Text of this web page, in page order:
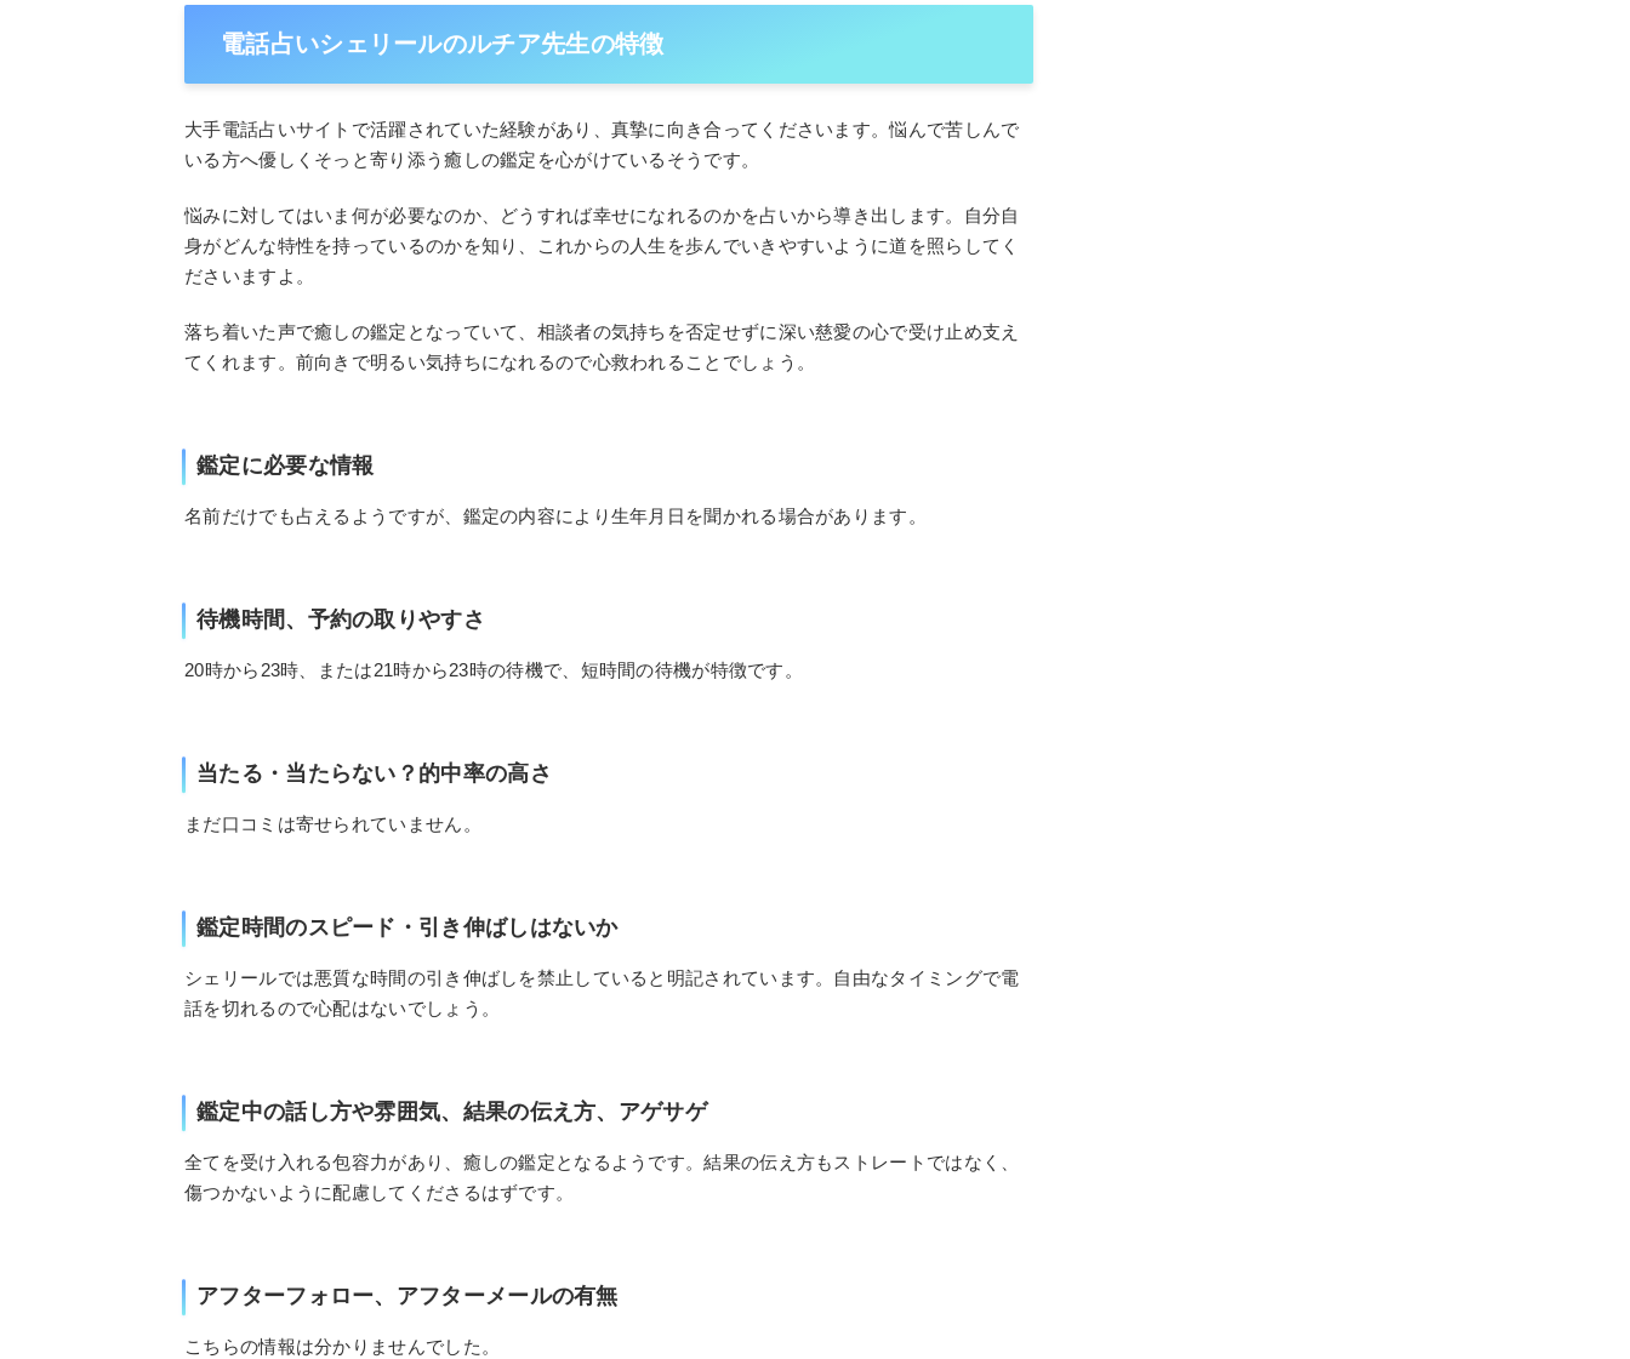
電話占いシェリールのルチア先生の特徴
大手電話占いサイトで活躍されていた経験があり、真摯に向き合ってくださいます。悩んで苦しんで
いる方へ優しくそっと寄り添う癒しの鑑定を心がけているそうです。
悩みに対してはいま何が必要なのか、どうすれば幸せになれるのかを占いから導き出します。自分自
身がどんな特性を持っているのかを知り、これからの人生を歩んでいきやすいように道を照らしてく
ださいますよ。
落ち着いた声で癒しの鑑定となっていて、相談者の気持ちを否定せずに深い慈愛の心で受け止め支え
てくれます。前向きで明るい気持ちになれるので心救われることでしょう。
鑑定に必要な情報
名前だけでも占えるようですが、鑑定の内容により生年月日を聞かれる場合があります。
待機時間、予約の取りやすさ
20時から23時、または21時から23時の待機で、短時間の待機が特徴です。
当たる・当たらない？的中率の高さ
まだ口コミは寄せられていません。
鑑定時間のスピード・引き伸ばしはないか
シェリールでは悪質な時間の引き伸ばしを禁止していると明記されています。自由なタイミングで電
話を切れるので心配はないでしょう。
鑑定中の話し方や雰囲気、結果の伝え方、アゲサゲ
全てを受け入れる包容力があり、癒しの鑑定となるようです。結果の伝え方もストレートではなく、
傷つかないように配慮してくださるはずです。
アフターフォロー、アフターメールの有無
こちらの情報は分かりませんでした。